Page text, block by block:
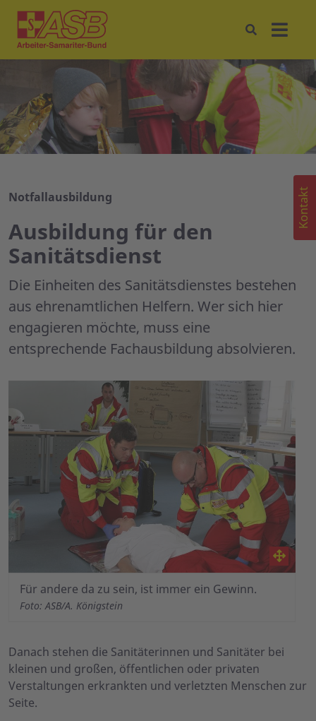
Notfallausbildung
Ausbildung für den
Sanitätsdienst
Die Einheiten des Sanitätsdienstes bestehen
aus ehrenamtlichen Helfern. Wer sich hier
engagieren möchte, muss eine
entsprechende Fachausbildung absolvieren.
Für andere da zu sein, ist immer ein Gewinn.
Foto: ASB/A. Königstein
Danach stehen die Sanitäterinnen und Sanitäter bei
kleinen und großen, öffentlichen oder privaten
Verstaltungen erkrankten und verletzten Menschen zur
Seite.
Kontakt